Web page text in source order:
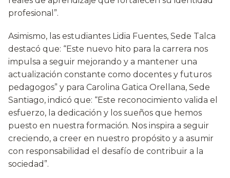
profesional”.
Asimismo, las estudiantes Lidia Fuentes, Sede Talca
destacó que: “Este nuevo hito para la carrera nos
impulsa a seguir mejorando y a mantener una
actualización constante como docentes y futuros
pedagogos” y para Carolina Gatica Orellana, Sede
Santiago, indicó que: “Este reconocimiento valida el
esfuerzo, la dedicación y los sueños que hemos
puesto en nuestra formación. Nos inspira a seguir
creciendo, a creer en nuestro propósito y a asumir
con responsabilidad el desafío de contribuir a la
sociedad”.